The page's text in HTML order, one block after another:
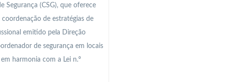
Segurança (CSG), que oferece
de estratégias de
emitido pela Direção
de segurança em locais
harmonia com a Lei n.º